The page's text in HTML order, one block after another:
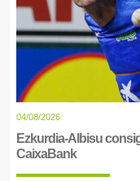
04/08/2026
Ezkurdia-Albisu
CaixaBank